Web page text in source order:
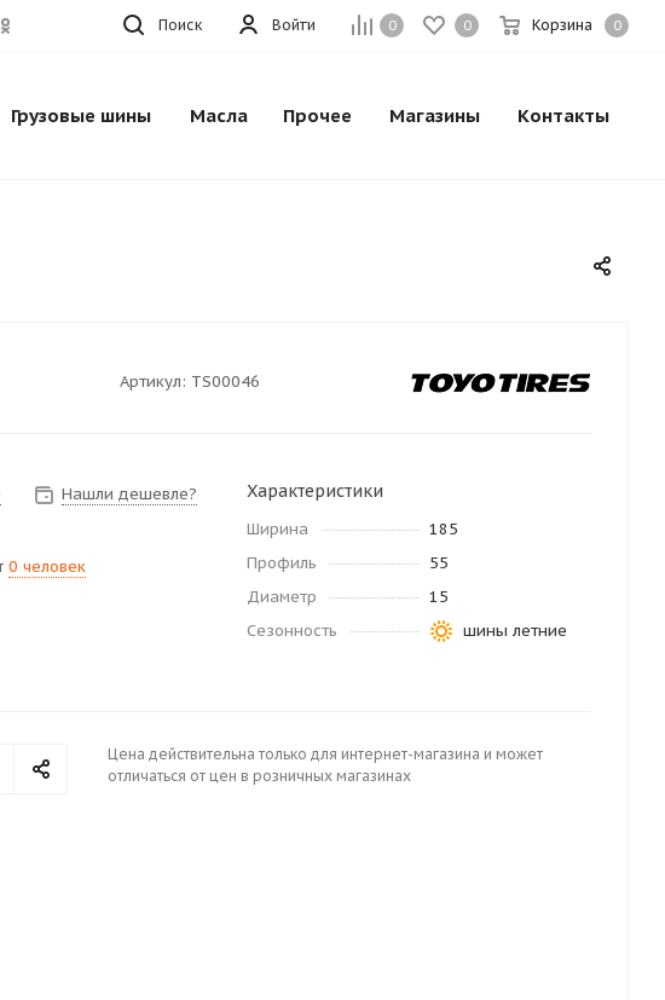
0 0 Корзина 0
Войти
Поиск
Грузовые шины Масла Прочее Магазины Контакты
Артикул: TS00046
Нашли дешевле?
0 человек
Характеристики
Ширина
185
Профиль
55
Диаметр
15
Сезонность
шины летние
Цена действительна только для интернет-магазина и может
отличаться от цен в розничных магазинах